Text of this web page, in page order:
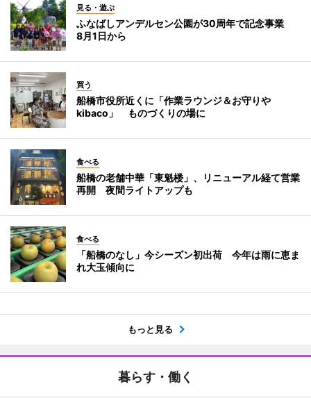
見る・遊ぶ
ふなばしアンデルセン公園が30周年で記念事業
8月1日から
買う
船橋市役所近くに「作業ラウンジ＆お守りや
kibaco」 ものづくりの場に
食べる
船橋の老舗中華「東魁楼」、リニューアル経て営業
再開 夜間ライトアップも
食べる
「船橋のなし」今シーズン初出荷 今年は雨に恵ま
れ大玉傾向に
もっと見る
暮らす・働く